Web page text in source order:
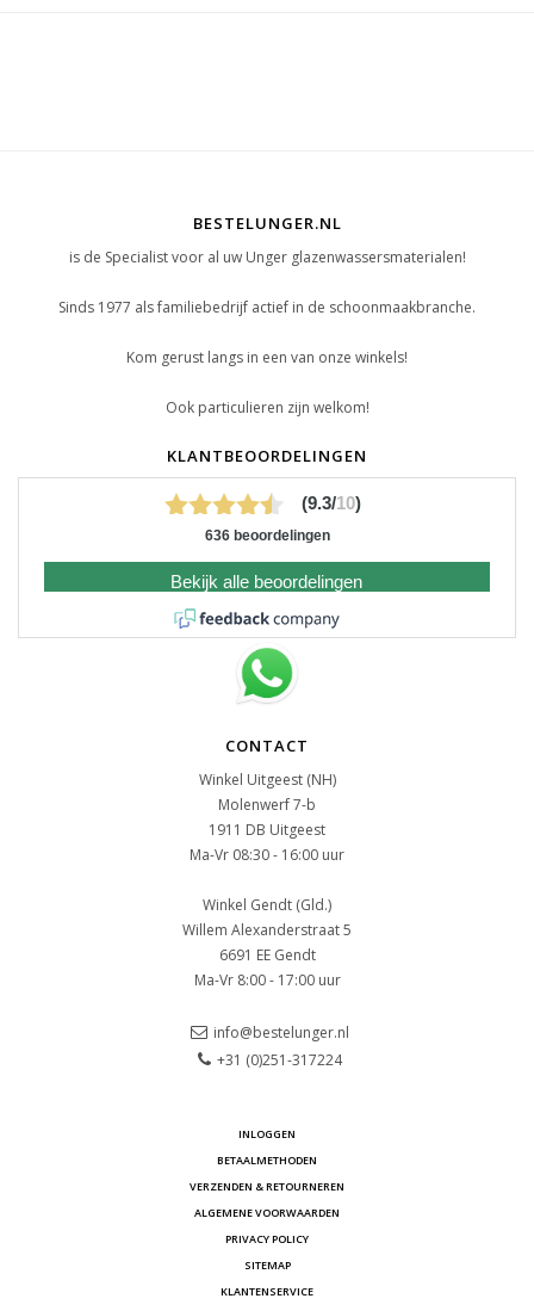
BESTELUNGER.NL
is de Specialist voor al uw Unger glazenwassersmaterialen!
Sinds 1977 als familiebedrijf actief in de schoonmaakbranche.
Kom gerust langs in een van onze winkels!
Ook particulieren zijn welkom!
KLANTBEOORDELINGEN
(9.3/10)
636 beoordelingen
Bekijk alle beoordelingen
CONTACT
Winkel Uitgeest (NH)
Molenwerf 7-b
1911 DB Uitgeest
Ma-Vr 08:30 - 16:00 uur
Winkel Gendt (Gld.)
Willem Alexanderstraat 5
6691 EE Gendt
Ma-Vr 8:00 - 17:00 uur
info@bestelunger.nl
+31 (0)251-317224
INLOGGEN
BETAALMETHODEN
VERZENDEN & RETOURNEREN
ALGEMENE VOORWAARDEN
PRIVACY POLICY
SITEMAP
KLANTENSERVICE